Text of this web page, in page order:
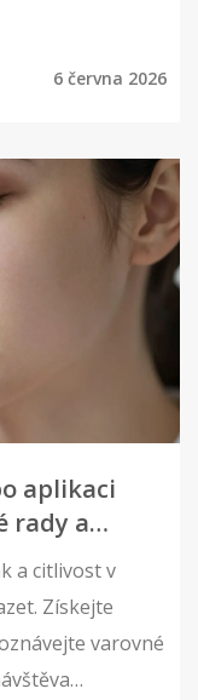
6 června 2026
aplikaci
rady a
a citlivost v
Získejte
varovné